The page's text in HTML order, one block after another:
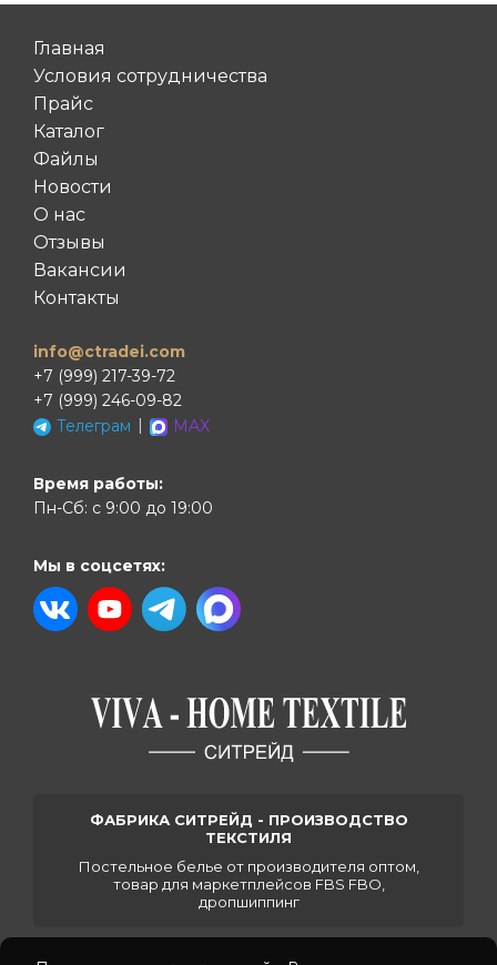
ФАБРИКА СИТРЕЙД - ПРОИЗВОДСТВО
ТЕКСТИЛЯ
Постельное белье от производителя оптом,
товар для маркетплейсов FBS FBO,
дропшиппинг
Главная
Условия сотрудничества
Прайс
Каталог
Файлы
Новости
О нас
Отзывы
Вакансии
Контакты
info@ctradei.com
+7 (999) 217-39-72
+7 (999) 246-09-82
Телеграм
MAX
Время работы:
Пн-Сб: с 9:00 до 19:00
Мы в соцсетях: